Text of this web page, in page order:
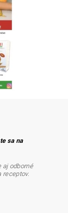
sa na
aj odborné
receptov.